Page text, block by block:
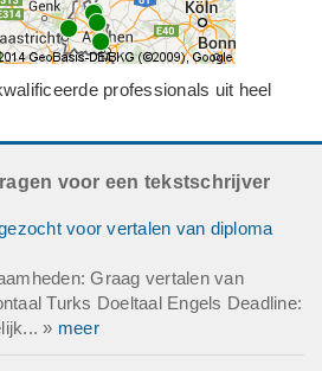
professionals uit heel
voor een tekstschrijver
voor vertalen van diploma
Graag vertalen van
Turks Doeltaal Engels Deadline:
» meer